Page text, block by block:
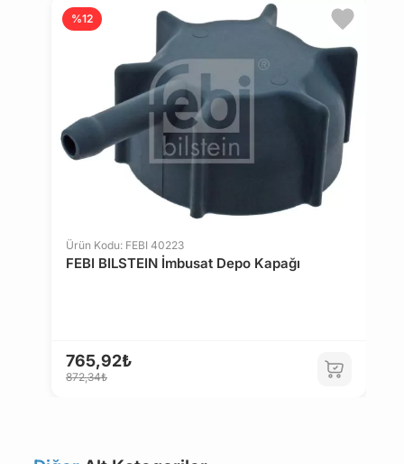
Ürün Kodu: FEBI 40223
FEBI BILSTEIN İmbusat Depo Kapağı
765,92₺
872,34₺
%12